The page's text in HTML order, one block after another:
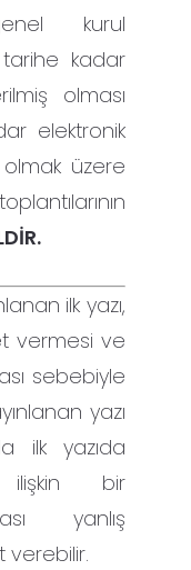
kurul
tarihe kadar
olması
elektronik
üzere
ilk yazı,
vermesi ve
sebebiyle
yazı
ilk yazıda
ilişkin bir
yanlış